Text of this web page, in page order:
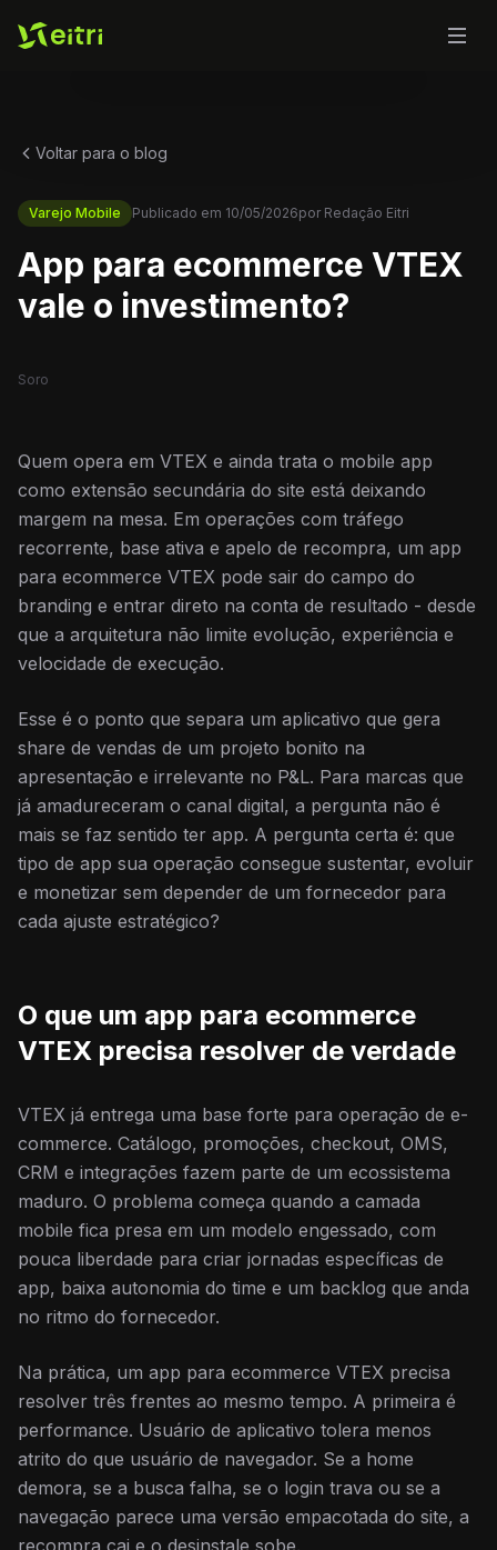
Voltar para o blog
Varejo Mobile Publicado em 10/05/2026por Redação Eitri
App para ecommerce VTEX
vale o investimento?
Soro
Quem opera em VTEX e ainda trata o mobile app
como extensão secundária do site está deixando
margem na mesa. Em operações com tráfego
recorrente, base ativa e apelo de recompra, um app
para ecommerce VTEX pode sair do campo do
branding e entrar direto na conta de resultado - desde
que a arquitetura não limite evolução, experiência e
velocidade de execução.
Esse é o ponto que separa um aplicativo que gera
share de vendas de um projeto bonito na
apresentação e irrelevante no P&L. Para marcas que
já amadureceram o canal digital, a pergunta não é
mais se faz sentido ter app. A pergunta certa é: que
tipo de app sua operação consegue sustentar, evoluir
e monetizar sem depender de um fornecedor para
cada ajuste estratégico?
O que um app para ecommerce
VTEX precisa resolver de verdade
VTEX já entrega uma base forte para operação de e-
commerce. Catálogo, promoções, checkout, OMS,
CRM e integrações fazem parte de um ecossistema
maduro. O problema começa quando a camada
mobile fica presa em um modelo engessado, com
pouca liberdade para criar jornadas específicas de
app, baixa autonomia do time e um backlog que anda
no ritmo do fornecedor.
Na prática, um app para ecommerce VTEX precisa
resolver três frentes ao mesmo tempo. A primeira é
performance. Usuário de aplicativo tolera menos
atrito do que usuário de navegador. Se a home
demora, se a busca falha, se o login trava ou se a
navegação parece uma versão empacotada do site, a
recompra cai e o desinstale sobe.